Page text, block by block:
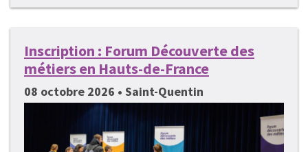
Inscription : Forum Découverte des
métiers en Hauts-de-France
08 octobre 2026 • Saint-Quentin